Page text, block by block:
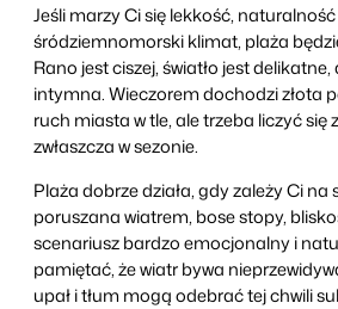
Jeśli marzy Ci się lekkość,
śródziemnomorski klimat, plaża
Rano jest ciszej, światło jest
intymna. Wieczorem dochodzi złota
ruch miasta w tle, ale trzeba liczyć się
zwłaszcza w sezonie.
Plaża dobrze działa, gdy zależy Ci na
poruszana wiatrem, bose stopy,
scenariusz bardzo emocjonalny i
pamiętać, że wiatr bywa
upał i tłum mogą odebrać tej chwili